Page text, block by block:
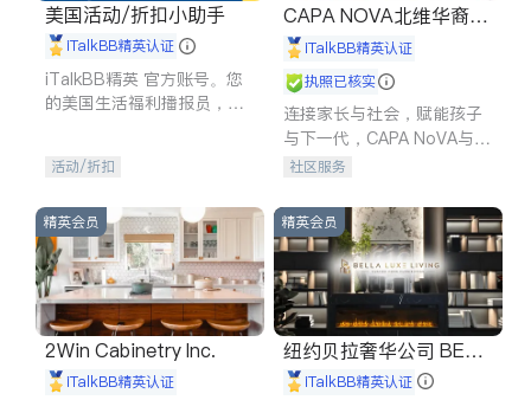
美国活动/折扣小助手
iTalkBB精英认证
iTalkBB精英 官方账号。您
的美国生活福利播报员，精
专属福利。
活动/折扣
CAPA NOVA北维华裔家
长会iTalkBB精英认证
执照已核实
连接家长与社会，赋能孩子
与下一代，CAPA NoVA与您
携手建设包容、公平、充满
社区服务
精英会员
2Win Cabinetry Inc.
iTalkBB精英认证
精英会员
纽约贝拉奢华公司 BELL
A LUXE
iTalkBB精英认证